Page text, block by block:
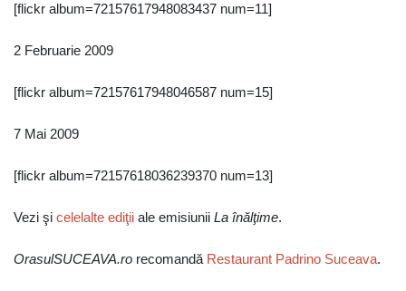
[flickr album=72157617948083437 num=11]
2 Februarie 2009
[flickr album=72157617948046587 num=15]
7 Mai 2009
[flickr album=72157618036239370 num=13]
Vezi şi celelalte ediţii ale emisiunii La înălţime.
OrasulSUCEAVA.ro recomandă Restaurant Padrino Suceava.